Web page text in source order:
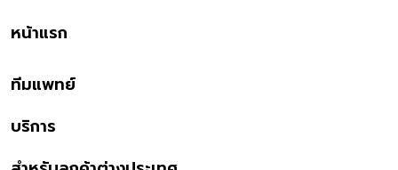
หน้าแรก
ทีมแพทย์
บริการ